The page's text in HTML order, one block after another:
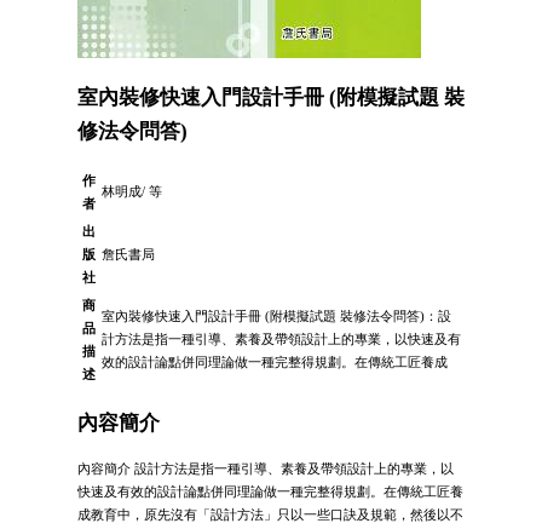
室內裝修快速入門設計手冊 (附模擬試題 裝
修法令問答)
作
者
林明成/ 等
出
版
社
詹氏書局
商
品
描
述
室內裝修快速入門設計手冊 (附模擬試題 裝修法令問答)：設
計方法是指一種引導、素養及帶領設計上的專業，以快速及有
效的設計論點併同理論做一種完整得規劃。在傳統工匠養成
內容簡介
內容簡介 設計方法是指一種引導、素養及帶領設計上的專業，以
快速及有效的設計論點併同理論做一種完整得規劃。在傳統工匠養
成教育中，原先沒有「設計方法」只以一些口訣及規範，然後以不